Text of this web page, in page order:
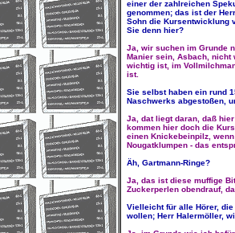
einer der zahlreichen
genommen; das ist der
Sohn die Kursentwicklung
Sie denn hier?
Ja, wir suchen im Grunde
Manier sein, Asbach, nicht
wichtig ist, im
ist.
Sie selbst haben ein rund
Naschwerks abgestoßen,
Ja, dat liegt daran, daß
kommen hier doch die
einen Knickebeinpilz,
Nougatklumpen - das
Äh, Gartmann-Ringe?
Ja, das ist diese muffige
Zuckerperlen obendrauf,
Vielleicht für alle Hörer,
wollen; Herr Halermöller,